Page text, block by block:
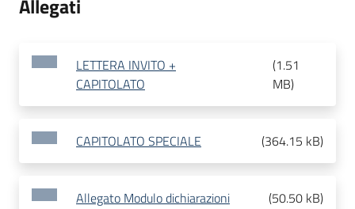
Allegati
LETTERA INVITO +
CAPITOLATO
(1.51
MB)
CAPITOLATO SPECIALE (364.15 kB)
Allegato Modulo dichiarazioni (50.50 kB)